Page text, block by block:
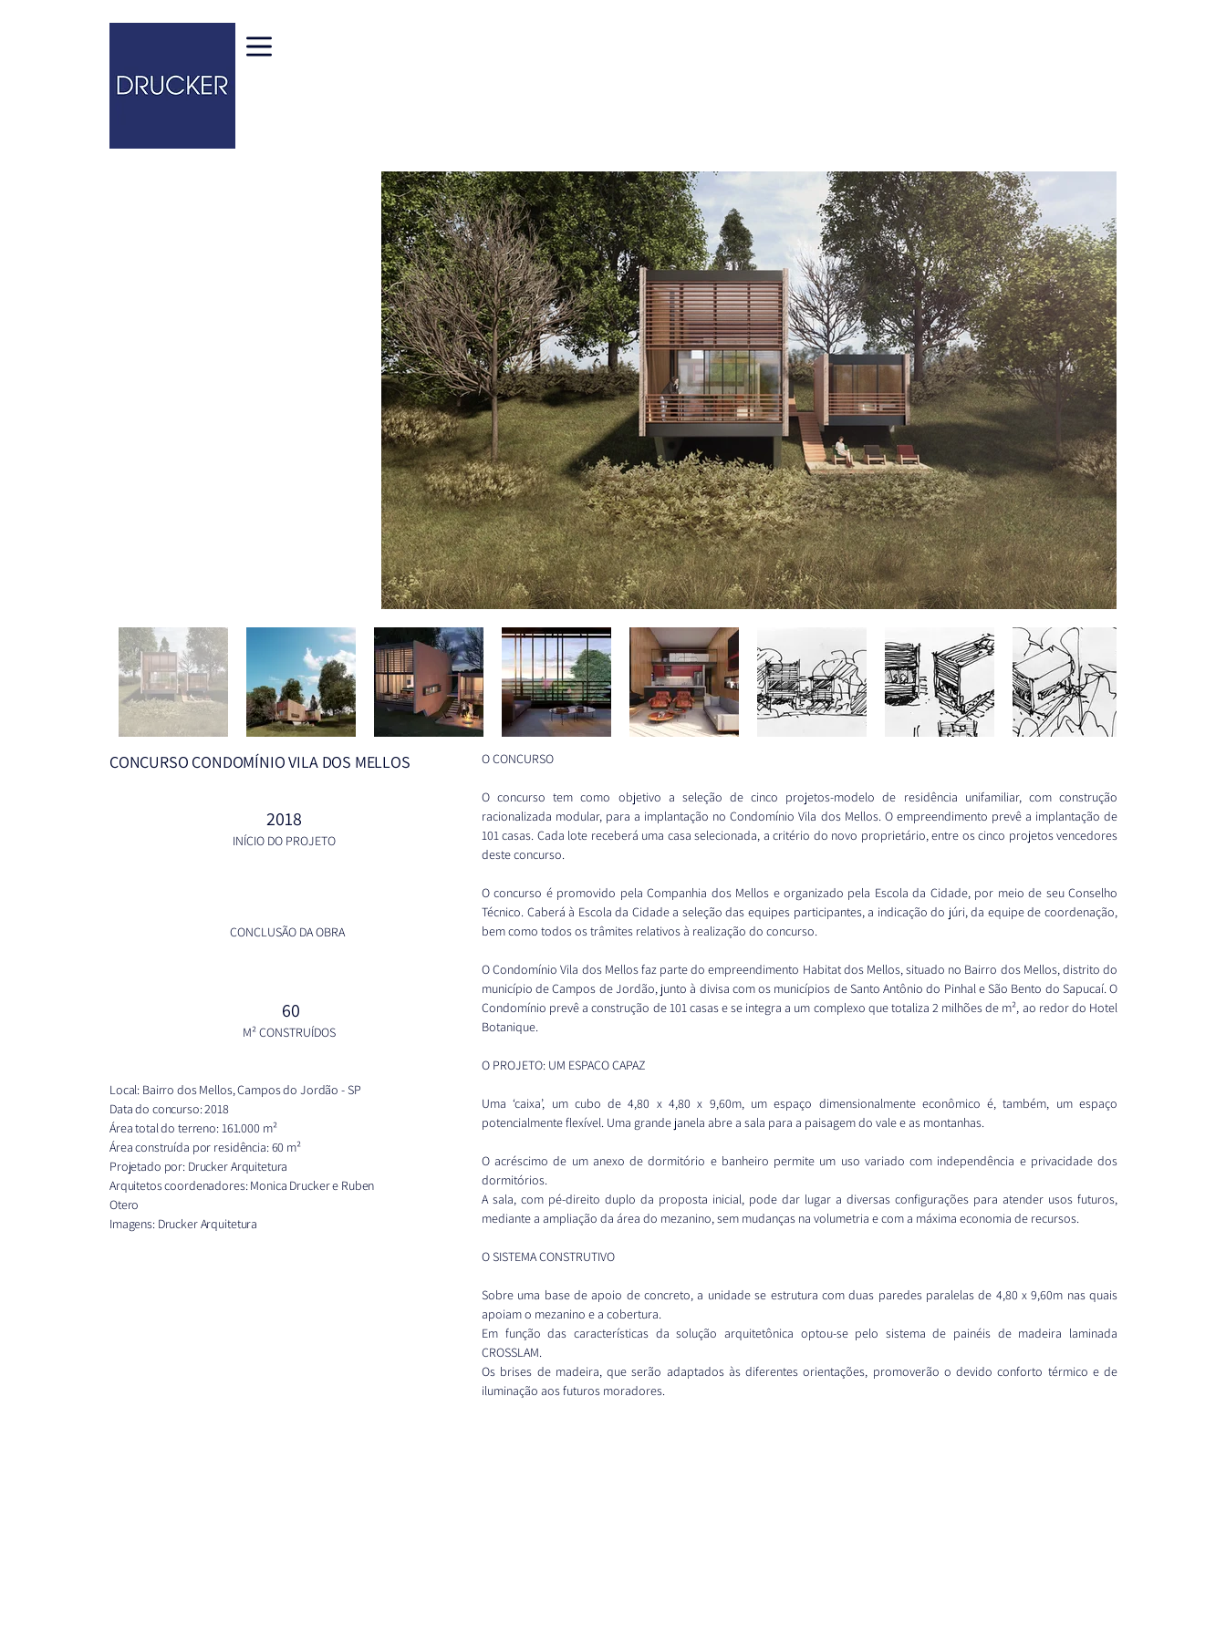
CONCURSO CONDOMÍNIO VILA DOS MELLOS
INÍCIO DO PROJETO
2018
CONCLUSÃO DA OBRA
60
M² CONSTRUÍDOS
Local: Bairro dos Mellos, Campos do Jordão - SP
Data do concurso: 2018
Área total do terreno: 161.000 m²
Área construída por residência: 60 m²
Projetado por: Drucker Arquitetura
Arquitetos coordenadores: Monica Drucker e Ruben
Otero
Imagens: Drucker Arquitetura
O CONCURSO
O concurso tem como objetivo a seleção de cinco projetos-modelo de residência unifamiliar, com construção
racionalizada modular, para a implantação no Condomínio Vila dos Mellos. O empreendimento prevê a implantação de
101 casas. Cada lote receberá uma casa selecionada, a critério do novo proprietário, entre os cinco projetos vencedores
deste concurso.
O concurso é promovido pela Companhia dos Mellos e organizado pela Escola da Cidade, por meio de seu Conselho
Técnico. Caberá à Escola da Cidade a seleção das equipes participantes, a indicação do júri, da equipe de coordenação,
bem como todos os trâmites relativos à realização do concurso.
O Condomínio Vila dos Mellos faz parte do empreendimento Habitat dos Mellos, situado no Bairro dos Mellos, distrito do
município de Campos de Jordão, junto à divisa com os municípios de Santo Antônio do Pinhal e São Bento do Sapucaí. O
Condomínio prevê a construção de 101 casas e se integra a um complexo que totaliza 2 milhões de m², ao redor do Hotel
Botanique.
O PROJETO: UM ESPAÇO CAPAZ
Uma ‘caixa’, um cubo de 4,80 x 4,80 x 9,60m, um espaço dimensionalmente econômico é, também, um espaço
potencialmente flexível. Uma grande janela abre a sala para a paisagem do vale e as montanhas.
O acréscimo de um anexo de dormitório e banheiro permite um uso variado com independência e privacidade dos
dormitórios.
A sala, com pé-direito duplo da proposta inicial, pode dar lugar a diversas configurações para atender usos futuros,
mediante a ampliação da área do mezanino, sem mudanças na volumetria e com a máxima economia de recursos.
O SISTEMA CONSTRUTIVO
Sobre uma base de apoio de concreto, a unidade se estrutura com duas paredes paralelas de 4,80 x 9,60m nas quais
apoiam o mezanino e a cobertura.
Em função das características da solução arquitetônica optou-se pelo sistema de painéis de madeira laminada
CROSSLAM.
Os brises de madeira, que serão adaptados às diferentes orientações, promoverão o devido conforto térmico e de
iluminação aos futuros moradores.